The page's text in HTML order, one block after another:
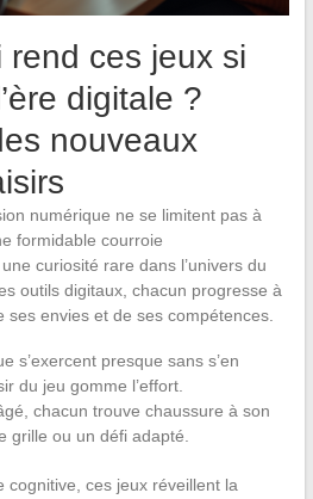
rend ces jeux si
digitale ?
nouveaux
numérique ne se limitent pas à
formidable courroie
curiosité rare dans l’univers du
outils digitaux, chacun progresse à
envies et de ses compétences.
s’exercent presque sans s’en
du jeu gomme l’effort.
chacun trouve chaussure à son
grille ou un défi adapté.
cognitive, ces jeux réveillent la